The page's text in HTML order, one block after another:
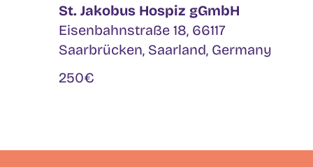
St. Jakobus Hospiz gGmbH
Eisenbahnstraße 18, 66117
Saarbrücken, Saarland, Germany
250€